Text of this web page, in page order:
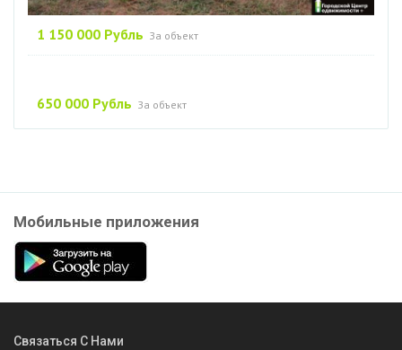
1 150 000 Рубль За объект
650 000 Рубль За объект
Мобильные приложения
Связаться С Нами